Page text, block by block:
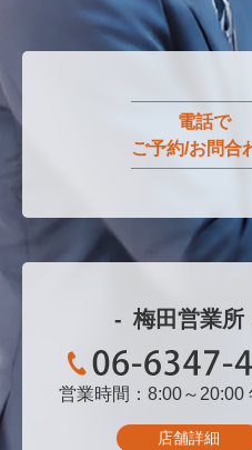
電話で
ご予約/お問合
梅田営業所
06-6347-4545
営業時間：8:00～20:00
店舗詳細